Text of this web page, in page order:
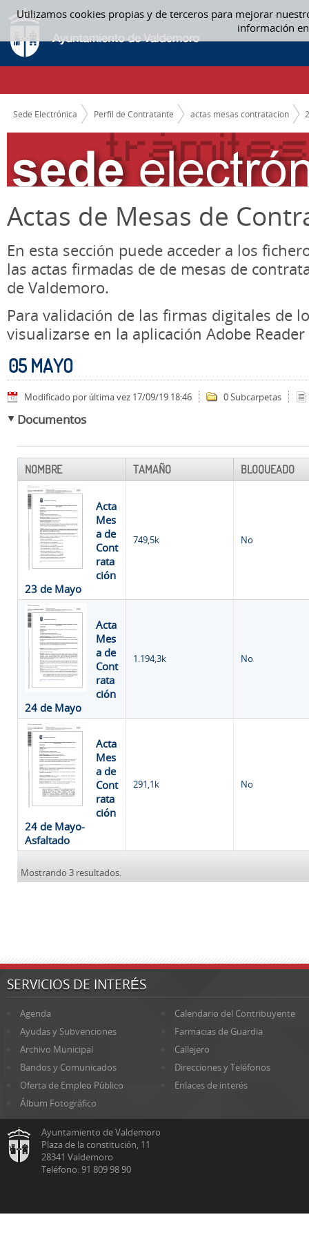
Utilizamos cookies propias y de terceros para mejorar
información
Saltar al contenido
05 MAYO - ACTAS MESAS CONTRATACION
CAMINO DE MIGAS
Sede Electrónica Perfil de Contratante actas mesas contratacion
Actas de Mesas de
En esta sección puede acceder a los
las actas firmadas de de mesas de
de Valdemoro.
Para validación de las firmas digitales de
visualizarse en la aplicación Adobe Reader
05 MAYO
Modificado por última vez 17/09/19 18:46 0 Subcarpetas
Documentos
NOMBRE TAMAÑO BLOQUEADO
Acta
Mes
a de
Cont
rata
ción
23 de Mayo
749,5k No
Acta
Mes
a de
Cont
rata
ción
24 de Mayo
1.194,3k No
Acta
Mes
a de
Cont
rata
ción
24 de Mayo-
Asfaltado
291,1k No
Mostrando 3 resultados.
SERVICIOS DE INTERÉS
Agenda
Calendario del Contribuyente
Ayudas y Subvenciones
Farmacias de Guardia
Archivo Municipal
Callejero
Bandos y Comunicados
Direcciones y Teléfonos
Oferta de Empleo Público
Enlaces de interés
Álbum Fotográfico
Ayuntamiento de Valdemoro
Plaza de la constitución, 11
28341 Valdemoro
Teléfono: 91 809 98 90